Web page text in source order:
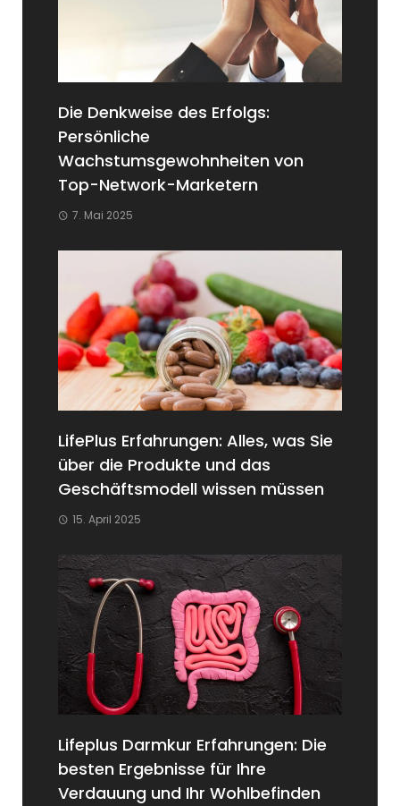
Die Denkweise des Erfolgs:
Persönliche
Wachstumsgewohnheiten von
Top-Network-Marketern
7. Mai 2025
LifePlus Erfahrungen: Alles, was Sie
über die Produkte und das
Geschäftsmodell wissen müssen
15. April 2025
Lifeplus Darmkur Erfahrungen: Die
besten Ergebnisse für Ihre
Verdauung und Ihr Wohlbefinden